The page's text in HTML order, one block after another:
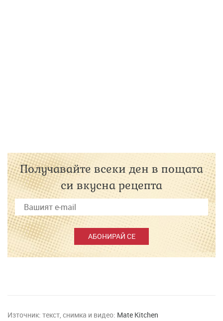
Получавайте всеки ден в пощата
си вкусна рецепта
АБОНИРАЙ СЕ
Източник: текст, снимка и видео: Mate Kitchen